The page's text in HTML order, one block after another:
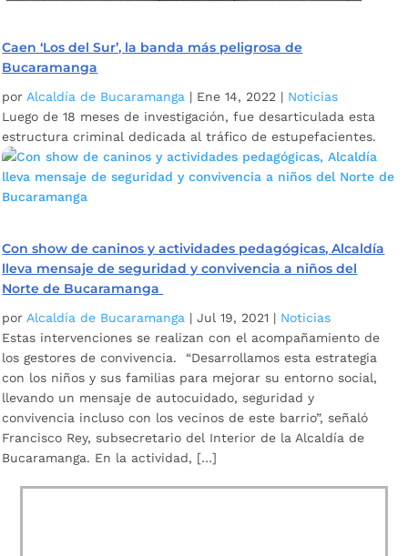
Caen ‘Los del Sur’, la banda más peligrosa de
Bucaramanga
por Alcaldía de Bucaramanga | Ene 14, 2022 | Noticias
Luego de 18 meses de investigación, fue desarticulada esta
estructura criminal dedicada al tráfico de estupefacientes.
Con show de caninos y actividades pedagógicas, Alcaldía
lleva mensaje de seguridad y convivencia a niños del
Norte de Bucaramanga
porAlcaldía de Bucaramanga |Jul 19, 2021 | Noticias
Estas intervenciones se realizan con el acompañamiento de
los gestores de convivencia. “Desarrollamos esta estrategia
con los niños y sus familias para mejorar su entorno social,
llevando un mensaje de autocuidado, seguridad y
convivencia incluso con los vecinos de este barrio”, señaló
Francisco Rey, subsecretario del Interior de la Alcaldía de
Bucaramanga. En la actividad, […]